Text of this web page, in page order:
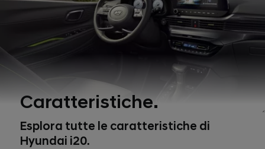
Caratteristiche.
Esplora tutte le caratteristiche di
Hyundai i20.